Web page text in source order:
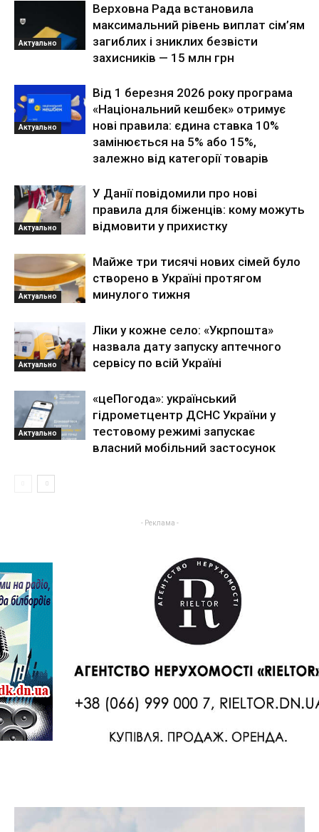
Актуально
Верховна Рада встановила
максимальний рівень виплат сім’ям
загиблих і зниклих безвісти
захисників — 15 млн грн
Актуально
Від 1 березня 2026 року програма
«Національний кешбек» отримує
нові правила: єдина ставка 10%
замінюється на 5% або 15%,
залежно від категорії товарів
Актуально
У Данії повідомили про нові
правила для біженців: кому можуть
відмовити у прихистку
Актуально
Майже три тисячі нових сімей було
створено в Україні протягом
минулого тижня
Актуально
Ліки у кожне село: «Укрпошта»
назвала дату запуску аптечного
сервісу по всій Україні
Актуально
«цеПогода»: український
гідрометцентр ДСНС України у
тестовому режимі запускає
власний мобільний застосунок
- Реклама -